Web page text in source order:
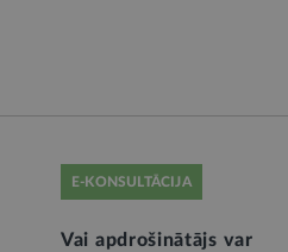
E-KONSULTĀCIJA
Vai apdrošinātājs var